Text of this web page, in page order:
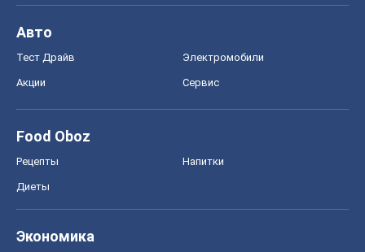
Авто
Тест Драйв Электромобили
Акции Сервис
Food Oboz
Рецепты Напитки
Диеты
Экономика